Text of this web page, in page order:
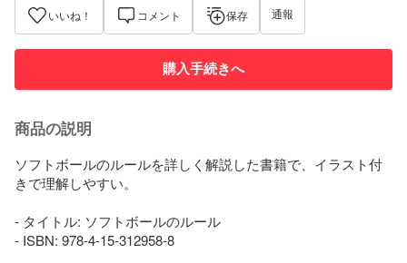
いいね！ コメント 保存 通報
購入手続きへ
商品の説明
ソフトボールのルールを詳しく解説した書籍で、イラスト付
きで理解しやすい。
- タイトル: ソフトボールのルール
- ISBN: 978-4-15-312958-8